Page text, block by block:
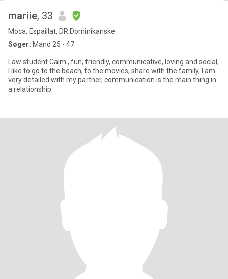
mariie, 33
Moca, Espaillat, DR Dominikanske
Søger: Mand 25 - 47
Law student Calm , fun, friendly, communicative, loving and social,
I like to go to the beach, to the movies, share with the family, I am
very detailed with my partner, communication is the main thing in
a relationship.